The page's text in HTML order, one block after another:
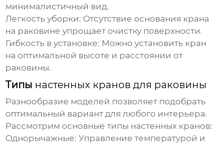
минималистичный вид.
Легкость уборки: Отсутствие основания крана
на раковине упрощает очистку поверхности.
Гибкость в установке: Можно установить кран
на оптимальной высоте и расстоянии от
раковины.
Типы настенных кранов для раковины
Разнообразие моделей позволяет подобрать
оптимальный вариант для любого интерьера.
Рассмотрим основные типы настенных кранов:
Однорычажные: Управление температурой и